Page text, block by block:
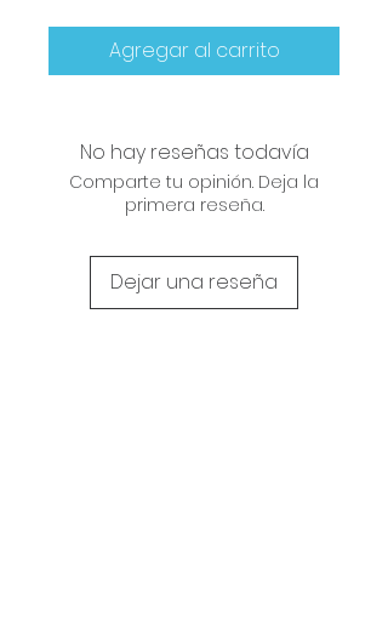
Agregar al carrito
No hay reseñas todavía
Comparte tu opinión. Deja la
primera reseña.
Dejar una reseña